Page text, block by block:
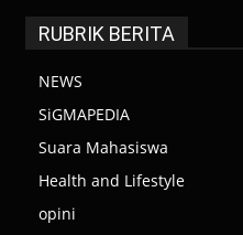
RUBRIK BERITA
NEWS
SiGMAPEDIA
Suara Mahasiswa
Health and Lifestyle
opini